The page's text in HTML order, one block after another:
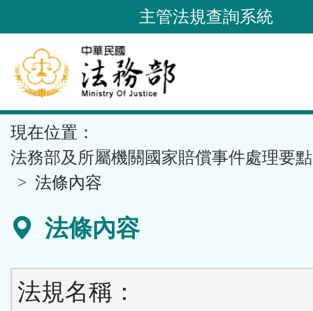
到
要
內
容
區
塊
主管法規查詢系統
現在位置：
法務部及所屬機關國家賠償事件處理要點
法條內容
法條內容
法規名稱：